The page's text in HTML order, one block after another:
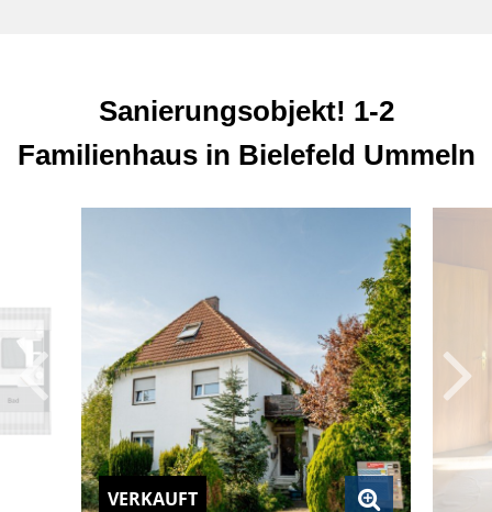
Sanierungsobjekt! 1-2
Familienhaus in Bielefeld Ummeln
VERKAUFT